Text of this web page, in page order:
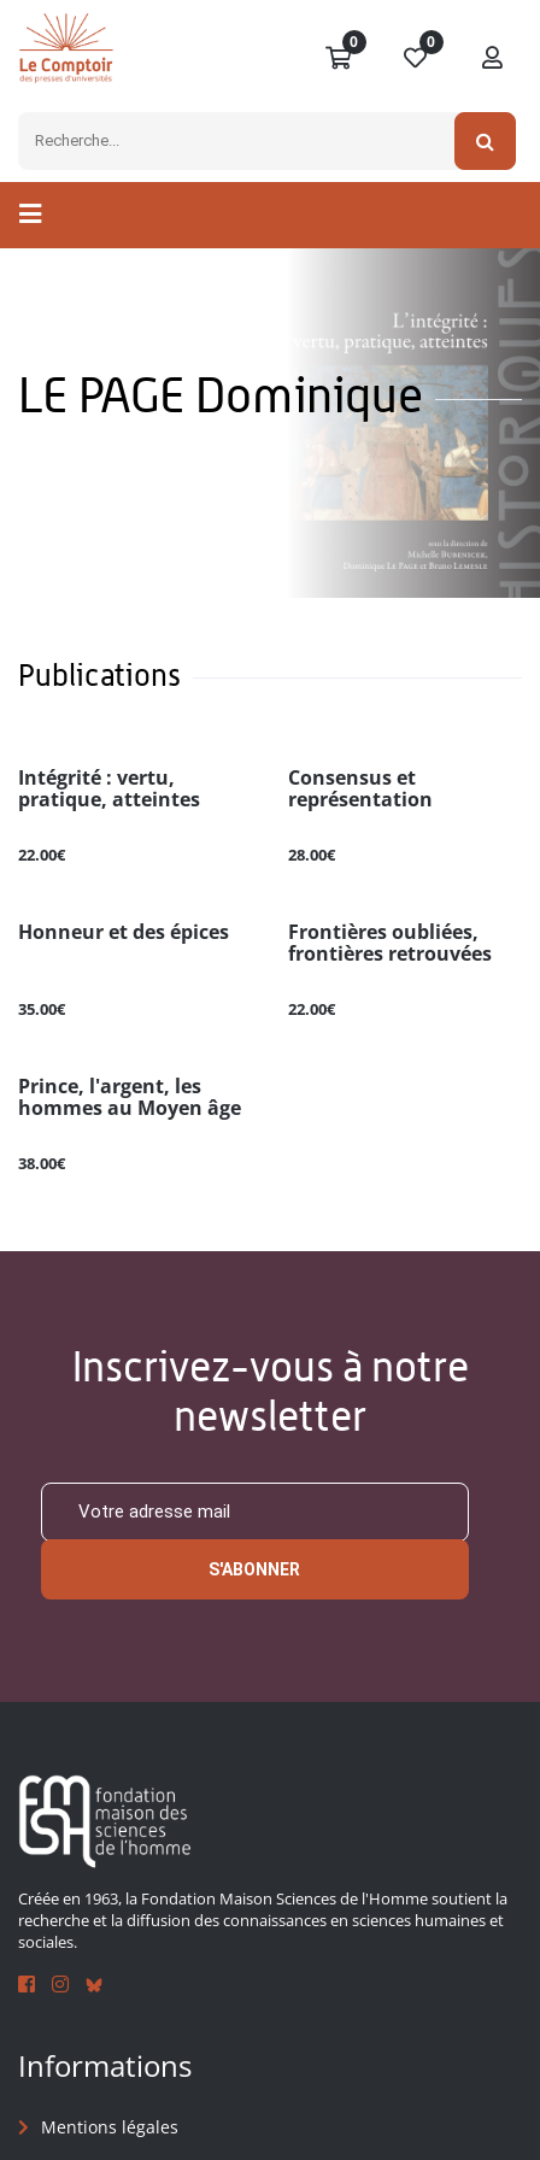
0 0
LE PAGE Dominique
Publications
Intégrité : vertu,
pratique, atteintes
22.00€
Consensus et
représentation
28.00€
Honneur et des épices
35.00€
Frontières oubliées,
frontières retrouvées
22.00€
Prince, l'argent, les
hommes au Moyen âge
38.00€
Inscrivez-vous à notre
newsletter
S'ABONNER
Créée en 1963, la Fondation Maison Sciences de l'Homme soutient la
recherche et la diffusion des connaissances en sciences humaines et
sociales.
Informations
Mentions légales